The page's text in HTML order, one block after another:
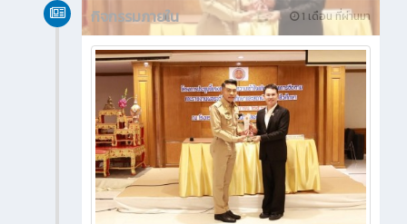
1 เดือน ที่ผ่านมา
กิจกรรมภายใน